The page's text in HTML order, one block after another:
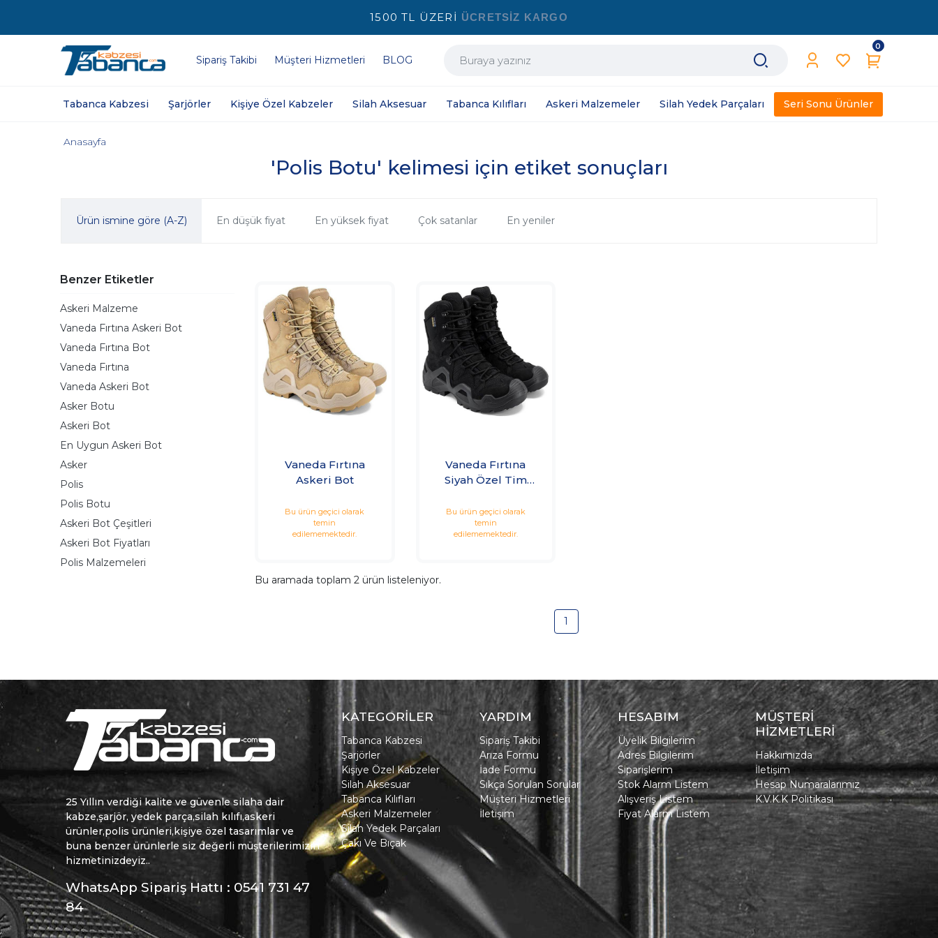
1500 TL ÜZERİ ÜCRETSİZ KARGO
Sipariş Takibi Müşteri Hizmetleri BLOG
0
Tabanca Kabzesi Şarjörler Kişiye Özel Kabzeler Silah Aksesuar Tabanca Kılıfları Askeri Malzemeler Silah Yedek Parçaları Seri Sonu Ürünler
'Polis Botu' kelimesi için etiket sonuçları
Anasayfa
Ürün ismine göre (A-Z) En düşük fiyat En yüksek fiyat Çok satanlar En yeniler
Benzer Etiketler
Askeri Malzeme
Vaneda Fırtına Askeri Bot
Vaneda Fırtına Bot
Vaneda Fırtına
Vaneda Askeri Bot
Asker Botu
Askeri Bot
En Uygun Askeri Bot
Asker
Polis
Polis Botu
Askeri Bot Çeşitleri
Askeri Bot Fiyatları
Polis Malzemeleri
Vaneda Fırtına
Askeri Bot
Bu ürün geçici olarak
temin
edilememektedir.
Vaneda Fırtına
Siyah Özel Tim
Bu ürün geçici olarak
temin
edilememektedir.
Bu aramada toplam 2 ürün listeleniyor.
1
25 Yıllın verdiği kalite ve güvenle silaha dair
kabze,şarjör, yedek parça,silah kılıfı,askeri
ürünler,polis ürünleri,kişiye özel tasarımlar ve
buna benzer ürünlerle siz değerli müşterilerimizin
hizmetinizdeyiz..
WhatsApp Sipariş Hattı : 0541 731 47
84
KATEGORİLER
Tabanca Kabzesi
Şarjörler
Kişiye Özel Kabzeler
Silah Aksesuar
Tabanca Kılıfları
Askeri Malzemeler
Silah Yedek Parçaları
Çakı Ve Bıçak
YARDIM
Sipariş Takibi
Arıza Formu
İade Formu
Sıkça Sorulan Sorular
Müşteri Hizmetleri
İletişim
HESABIM
Üyelik Bilgilerim
Adres Bilgilerim
Siparişlerim
Stok Alarm Listem
Alışveriş Listem
Fiyat Alarm Listem
MÜŞTERİ
HİZMETLERİ
Hakkımızda
İletişim
Hesap Numaralarımız
K.V.K.K Politikası